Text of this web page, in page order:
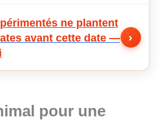
ne plantent
avant cette date —
›
pour une